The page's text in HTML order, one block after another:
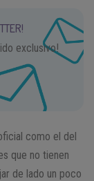
exclusivo!
como el del
que no tienen
de lado un poco